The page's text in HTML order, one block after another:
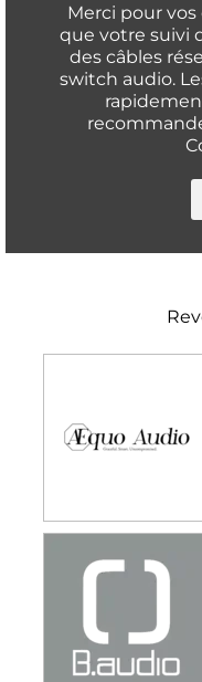
Merci pour
que votre suivi
des câbles
switch audio.